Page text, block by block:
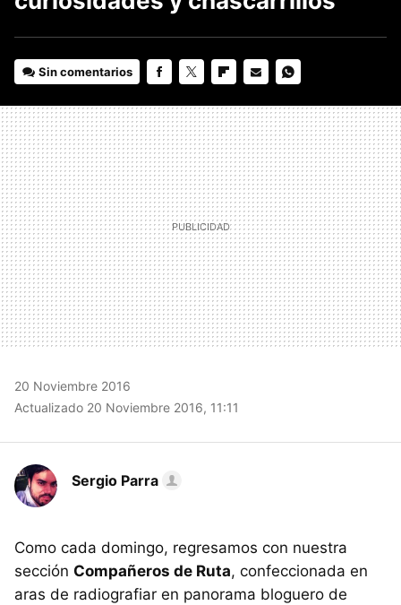
Sin comentarios
MAIL
20 Noviembre 2016
Actualizado 20 Noviembre 2016, 11:11
Sergio Parra
Como cada domingo, regresamos con nuestra
sección Compañeros de Ruta, confeccionada en
aras de radiografiar en panorama bloguero de